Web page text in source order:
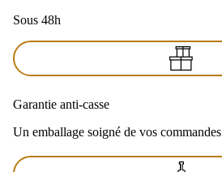
Sous 48h
Garantie anti-casse
Un emballage soigné de vos commandes